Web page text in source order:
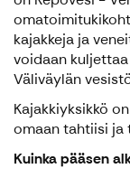
kajakkeja ja
voidaan
Väliväylän
Kajakkiyksikkö
omaan tahtiisi ja
Kuinka pääsen